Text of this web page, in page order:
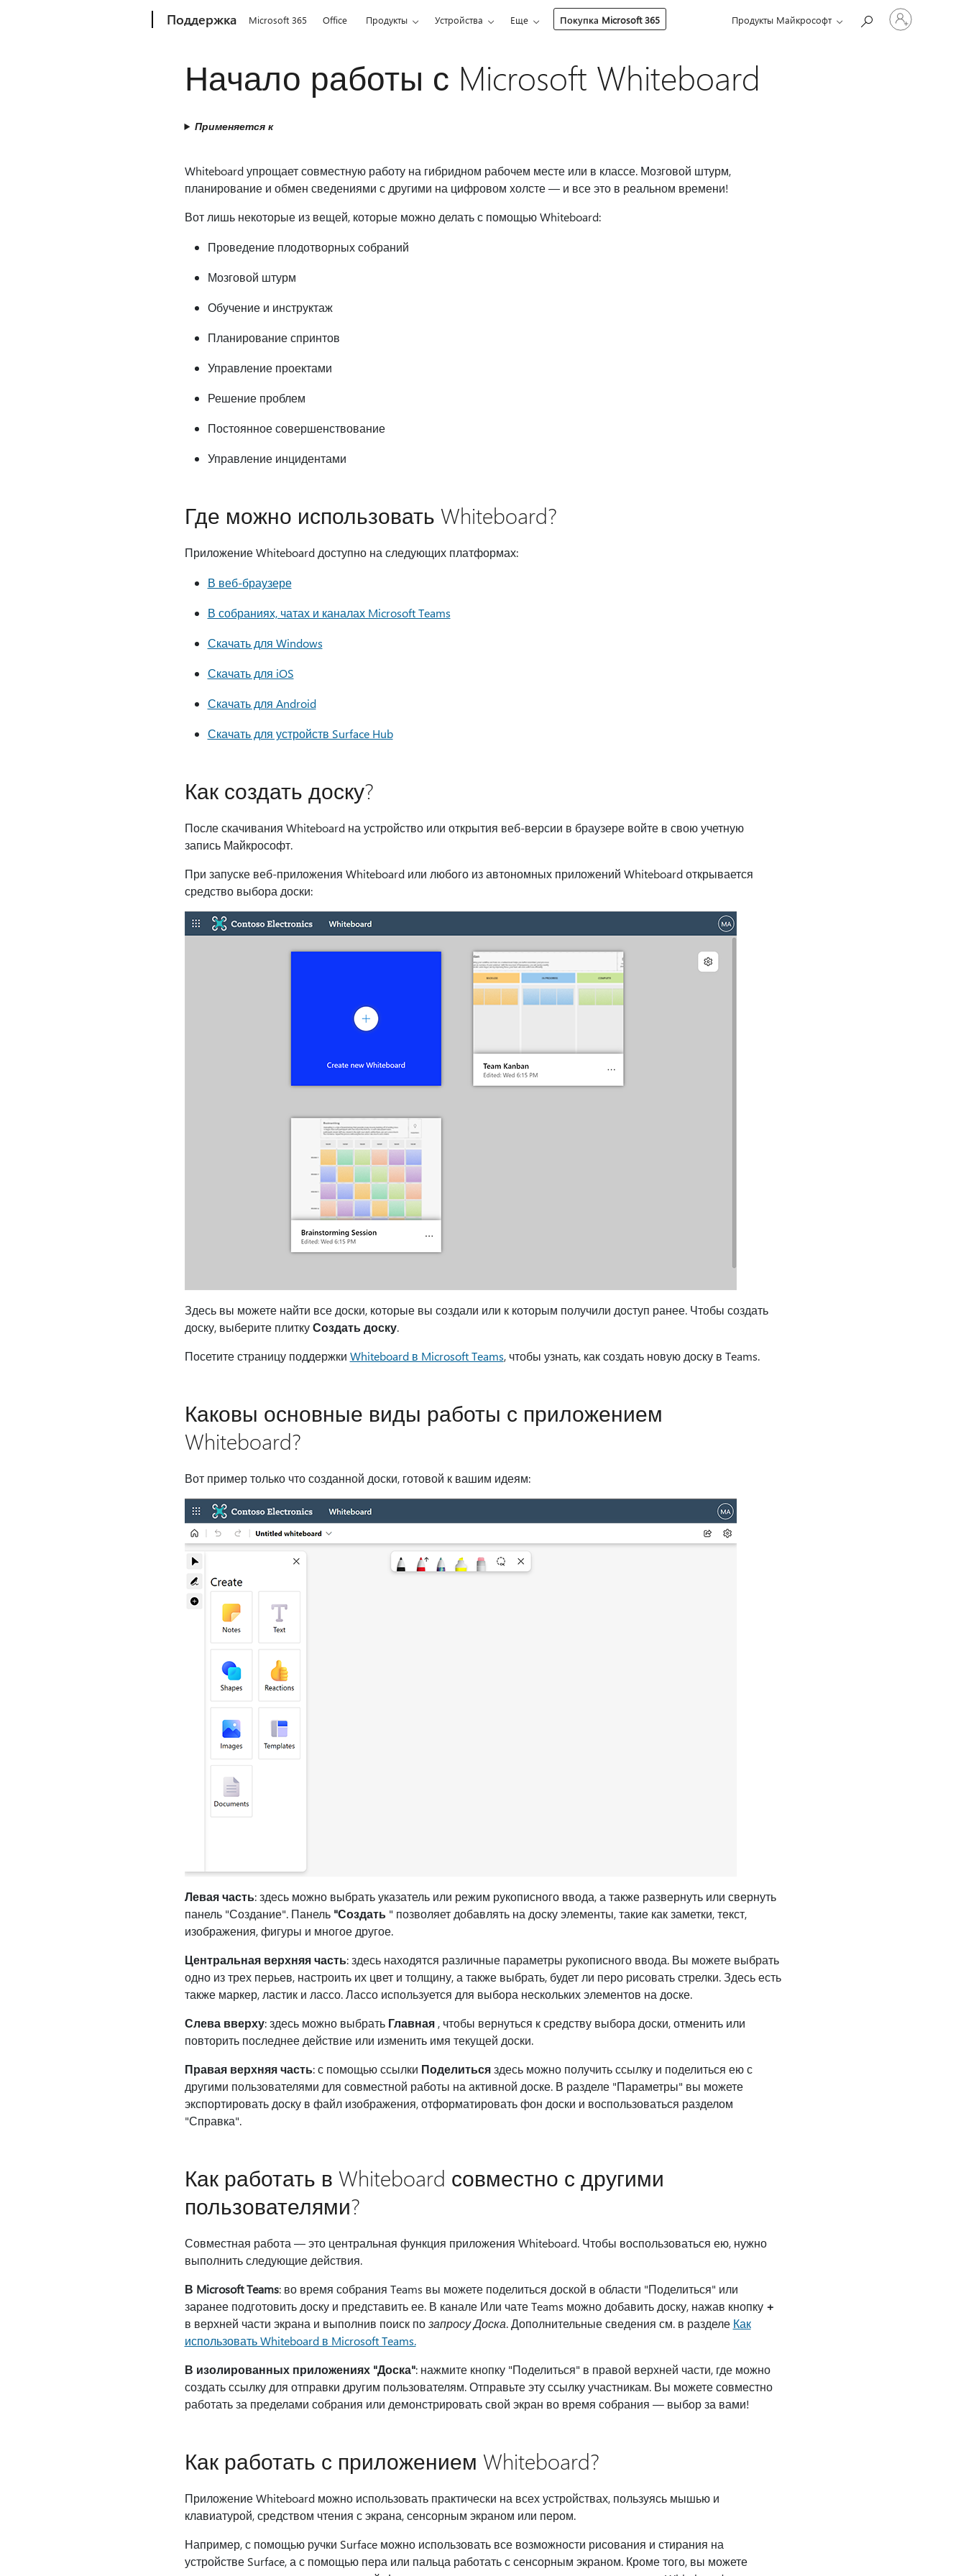
Поддержка Microsoft 365 Office Продукты Устройства Еще Покупка Microsoft 365 Продукты Майкрософт
Войдите
учетную
Начало работы с Microsoft Whiteboard
Применяется к
Whiteboard упрощает совместную работу на гибридном рабочем месте или в классе. Мозговой штурм,
планирование и обмен сведениями с другими на цифровом холсте — и все это в реальном времени!
Вот лишь некоторые из вещей, которые можно делать с помощью Whiteboard:
Проведение плодотворных собраний
Мозговой штурм
Обучение и инструктаж
Планирование спринтов
Управление проектами
Решение проблем
Постоянное совершенствование
Управление инцидентами
Где можно использовать Whiteboard?
Приложение Whiteboard доступно на следующих платформах:
В веб-браузере
В собраниях, чатах и каналах Microsoft Teams
Скачать для Windows
Скачать для iOS
Скачать для Android
Скачать для устройств Surface Hub
Как создать доску?
После скачивания Whiteboard на устройство или открытия веб-версии в браузере войте в свою учетную
запись Майкрософт.
При запуске веб-приложения Whiteboard или любого из автономных приложений Whiteboard открывается
средство выбора доски:
Здесь вы можете найти все доски, которые вы создали или к которым получили доступ ранее. Чтобы создать
доску, выберите плиткуСоздать доску.
Посетите страницу поддержки Whiteboard в Microsoft Teams, чтобы узнать, как создать новую доску в Teams.
Каковы основные виды работы с приложением
Whiteboard?
Вот пример только что созданной доски, готовой к вашим идеям:
Левая часть: здесь можно выбрать указатель или режим рукописного ввода, а также развернуть или свернуть
панель "Создание". Панель "Создать" позволяет добавлять на доску элементы, такие как заметки, текст,
изображения, фигуры и многое другое.
Центральная верхняя часть: здесь находятся различные параметры рукописного ввода. Вы можете выбрать
одно из трех перьев, настроить их цвет и толщину, а также выбрать, будет ли перо рисовать стрелки. Здесь есть
также маркер, ластик и лассо. Лассо используется для выбора нескольких элементов на доске.
Слева вверху: здесь можно выбрать Главная, чтобы вернуться к средству выбора доски, отменить или
повторить последнее действие или изменить имя текущей доски.
Правая верхняя часть: с помощью ссылки Поделитьсяздесь можно получить ссылку и поделиться ею с
другими пользователями для совместной работы на активной доске. В разделе "Параметры" вы можете
экспортировать доску в файл изображения, отформатировать фон доски и воспользоваться разделом
"Справка".
Как работать в Whiteboard совместно с другими
пользователями?
Совместная работа — это центральная функция приложения Whiteboard. Чтобы воспользоваться ею, нужно
выполнить следующие действия.
В Microsoft Teams: во время собрания Teams вы можете поделиться доской в области "Поделиться" или
заранее подготовить доску и представить ее. В канале Или чате Teams можно добавить доску, нажав кнопку +
в верхней части экрана и выполнив поиск позапросу Доска. Дополнительные сведения см. в разделе Как
использовать Whiteboard в Microsoft Teams.
В изолированных приложениях "Доска": нажмите кнопку "Поделиться" в правой верхней части, где можно
создать ссылку для отправки другим пользователям. Отправьте эту ссылку участникам. Вы можете совместно
работать за пределами собрания или демонстрировать свой экран во время собрания — выбор за вами!
Как работать с приложением Whiteboard?
Приложение Whiteboard можно использовать практически на всех устройствах, пользуясь мышью и
клавиатурой, средством чтения с экрана, сенсорным экраном или пером.
Например, с помощью ручки Surface можно использовать все возможности рисования и стирания на
устройстве Surface, а с помощью пера или пальца работать с сенсорным экраном. Кроме того, вы можете